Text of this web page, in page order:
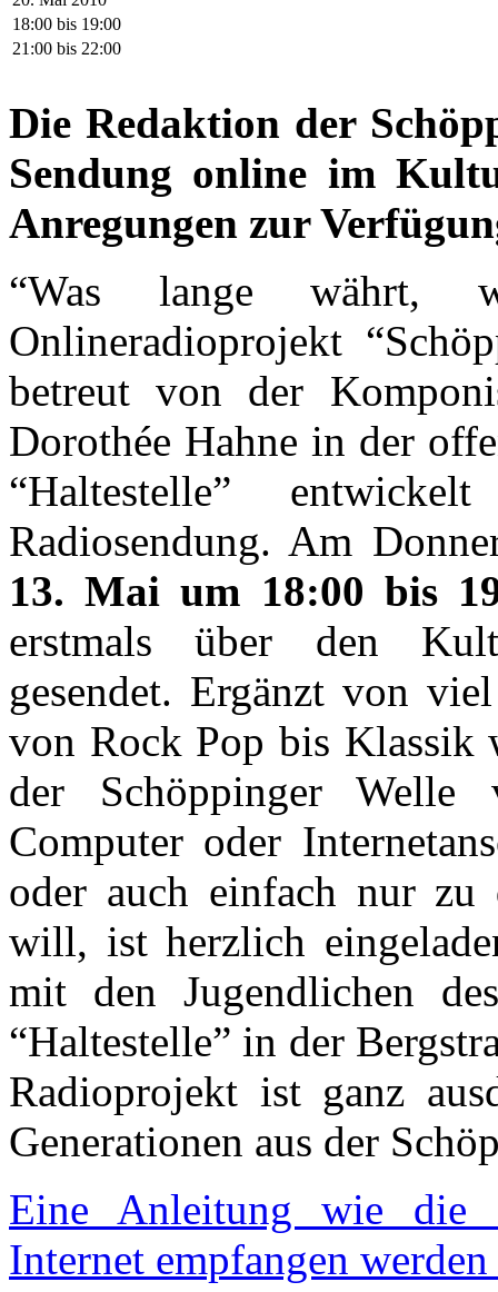
18:00 bis 19:00
21:00 bis 22:00
Die Redaktion der
Sendung online im
Anregungen zur
“Was lange währt,
Onlineradioprojekt
betreut von der
Dorothée Hahne in der
“Haltestelle”
Radiosendung. Am
13. Mai um 18:00 bis
erstmals über den
gesendet. Ergänzt von
von Rock Pop bis Klassik
der Schöppinger Welle
Computer oder
oder auch einfach nur zu
will, ist herzlich
mit den Jugendlichen
“Haltestelle” in der
Radioprojekt ist ganz
Generationen aus der
Eine Anleitung wie die
Internet empfangen